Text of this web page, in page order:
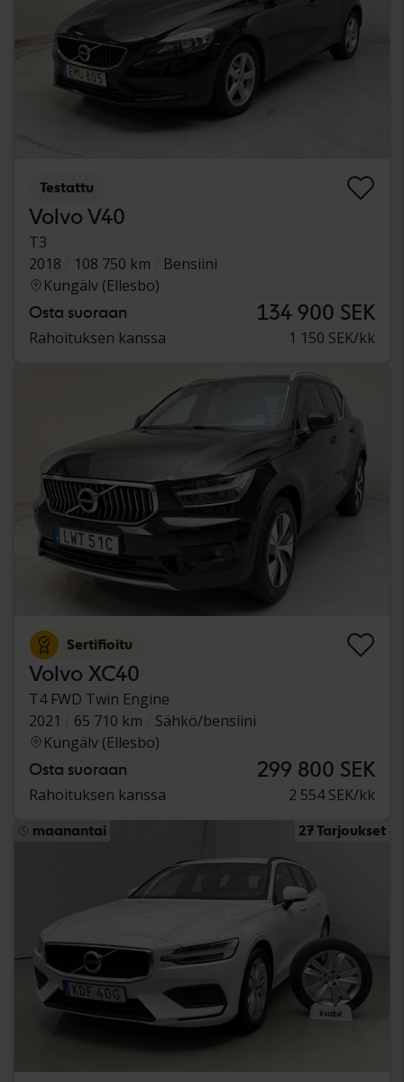
Testattu
Volvo V40
T3
2018
108 750 km
Bensiini
Kungälv (Ellesbo)
Osta suoraan 134 900 SEK
Rahoituksen kanssa 1 150 SEK/kk
Sertifioitu
Volvo XC40
T4 FWD Twin Engine
2021
65 710 km
Sähkö/bensiini
Kungälv (Ellesbo)
Osta suoraan 299 800 SEK
Rahoituksen kanssa 2 554 SEK/kk
maanantai 27 Tarjoukset